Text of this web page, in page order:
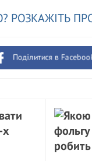
РОЗКАЖІТЬ
Поділитися в